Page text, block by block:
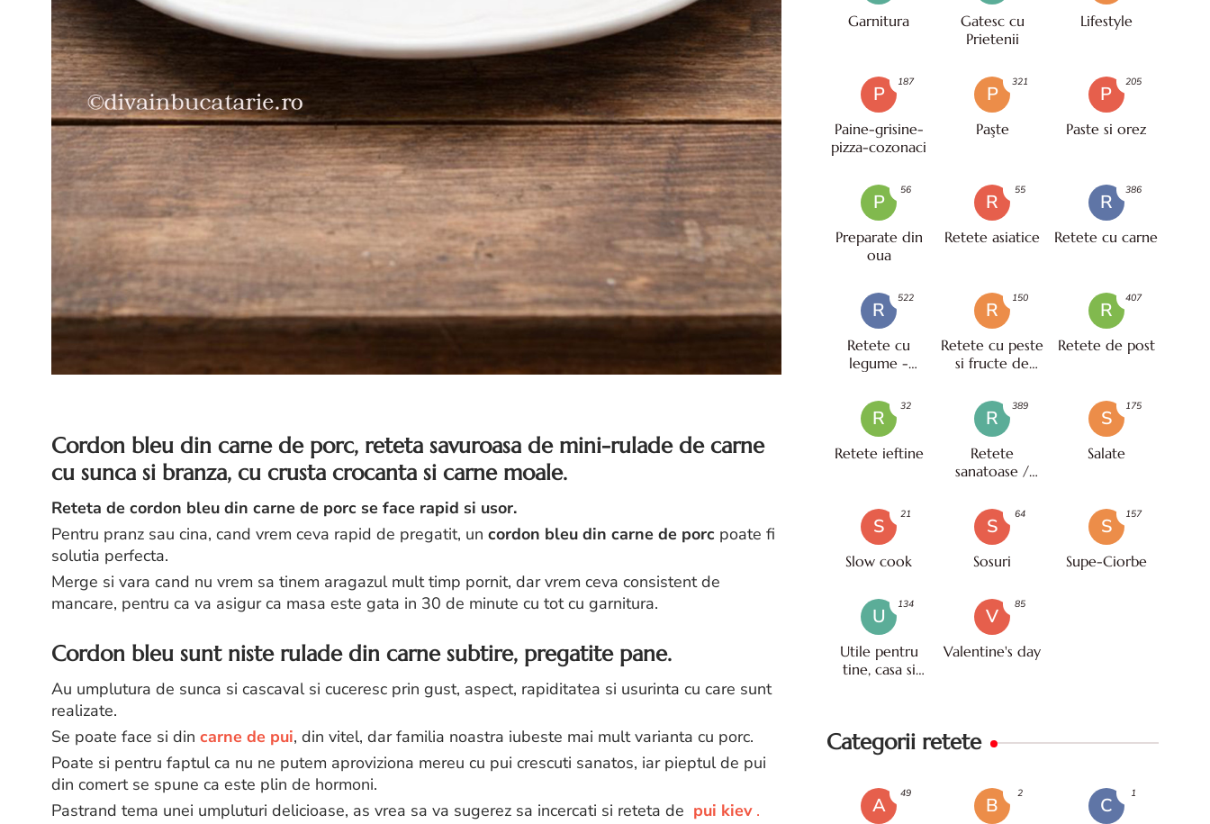
Cordon bleu din carne de porc, reteta savuroasa de mini-rulade de carne
cu sunca si branza, cu crusta crocanta si carne moale.
Reteta de cordon bleu din carne de porc se face rapid si usor.
Pentru pranz sau cina, cand vrem ceva rapid de pregatit, un cordon bleu din carne de porc poate fi
solutia perfecta.
Merge si vara cand nu vrem sa tinem aragazul mult timp pornit, dar vrem ceva consistent de
mancare, pentru ca va asigur ca masa este gata in 30 de minute cu tot cu garnitura.
Cordon bleu sunt niste rulade din carne subtire, pregatite pane.
Au umplutura de sunca si cascaval si cuceresc prin gust, aspect, rapiditatea si usurinta cu care sunt
realizate.
Se poate face si din carne de pui, din vitel, dar familia noastra iubeste mai mult varianta cu porc.
Poate si pentru faptul ca nu ne putem aproviziona mereu cu pui crescuti sanatos, iar pieptul de pui
din comert se spune ca este plin de hormoni.
Pastrand tema unei umpluturi delicioase, as vrea sa va sugerez sa incercati si reteta de pui kiev.
Garnitura
Gatesc cu
Prietenii
Lifestyle
P
Paine-grisine-
pizza-cozonaci
187
P
Paşte
321
P
Paste si orez
205
P
Preparate din
oua
56
R
Retete asiatice
55
R
Retete cu carne
386
R
Retete cu
legume -
522
R
Retete cu peste
si fructe de
150
R
Retete de post
407
R
Retete ieftine
32
R
Retete
sanatoase /
389
S
Salate
175
S
Slow cook
21
S
Sosuri
64
S
Supe-Ciorbe
157
U
Utile pentru
tine, casa si
134
V
Valentine's day
85
Categorii retete
A
49
B
2
C
1